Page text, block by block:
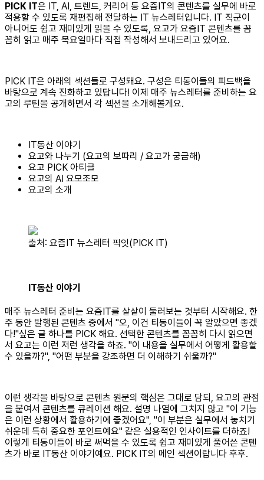
PICK IT은 IT, AI, 트렌드, 커리어 등 요즘IT의 콘텐츠를 실무에 바로
적용할 수 있도록 재편집해 전달하는 IT 뉴스레터입니다. IT 직군이
아니어도 쉽고 재미있게 읽을 수 있도록, 요고가 요즘IT 콘텐츠를 꼼
꼼히 읽고 매주 목요일마다 직접 작성해서 보내드리고 있어요.
PICK IT은 아래의 섹션들로 구성돼요. 구성은 티동이들의 피드백을
바탕으로 계속 진화하고 있답니다! 이제 매주 뉴스레터를 준비하는 요
고의 루틴을 공개하면서 각 섹션을 소개해볼게요.
IT동산 이야기
요고와 나누기 (요고의 보따리 / 요고가 궁금해)
요고 PICK 아티클
요고의 AI 요모조모
요고의 소개
출처: 요즘IT 뉴스레터 픽잇(PICK IT)
IT동산 이야기
매주 뉴스레터 준비는 요즘IT를 샅샅이 둘러보는 것부터 시작해요. 한
주 동안 발행된 콘텐츠 중에서 "오, 이건 티동이들이 꼭 알았으면 좋겠
다!"싶은 글 하나를 PICK 해요. 선택한 콘텐츠를 꼼꼼히 다시 읽으면
서 요고는 이런 저런 생각을 하죠. "이 내용을 실무에서 어떻게 활용할
수 있을까?", "어떤 부분을 강조하면 더 이해하기 쉬울까?"
이런 생각을 바탕으로 콘텐츠 원문의 핵심은 그대로 담되, 요고의 관점
을 붙여서 콘텐츠를 큐레이션 해요. 설명 나열에 그치지 않고 "이 기능
은 이런 상황에서 활용하기에 좋겠어요", "이 부분은 실무에서 놓치기
쉬운데 특히 중요한 포인트예요" 같은 실용적인 인사이트를 더하죠!
이렇게 티동이들이 바로 써먹을 수 있도록 쉽고 재미있게 풀어쓴 콘텐
츠가 바로 IT동산 이야기예요. PICK IT의 메인 섹션이랍니다 후후.